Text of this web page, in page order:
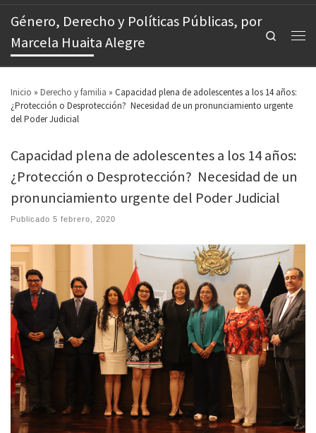
Género, Derecho y Políticas Públicas, por
Marcela Huaita Alegre
Search
Inicio » Derecho y familia » Capacidad plena de adolescentes a los 14 años:
¿Protección o Desprotección? Necesidad de un pronunciamiento urgente
del Poder Judicial
Capacidad plena de adolescentes a los 14 años:
¿Protección o Desprotección? Necesidad de un
pronunciamiento urgente del Poder Judicial
Publicado 5 febrero, 2020